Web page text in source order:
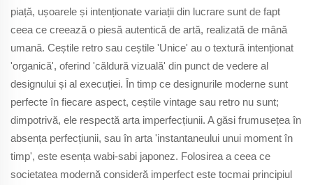
piață, ușoarele și intenționate variații din lucrare sunt de fapt
ceea ce creează o piesă autentică de artă, realizată de mână
umană. Ceștile retro sau ceștile 'Unice' au o textură intenționat
'organică', oferind 'căldură vizuală' din punct de vedere al
designului și al execuției. În timp ce designurile moderne sunt
perfecte în fiecare aspect, ceștile vintage sau retro nu sunt;
dimpotrivă, ele respectă arta imperfecțiunii. A găsi frumusețea în
absența perfecțiunii, sau în arta 'instantaneului unui moment în
timp', este esența wabi-sabi japonez. Folosirea a ceea ce
societatea modernă consideră imperfect este tocmai principiul